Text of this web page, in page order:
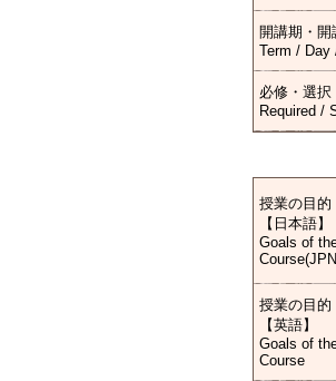
開講期・開
Term / Day
必修・選択
Required /
授業の目
【日本語】
Goals of
授業の目
【英語】
Goals of
Course